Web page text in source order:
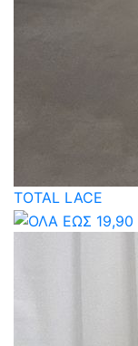
TOTAL LACE